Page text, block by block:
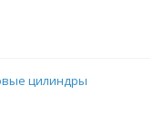
цилиндры